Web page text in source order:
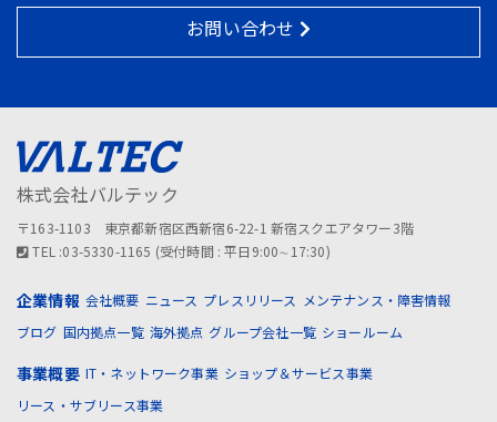
お問い合わせ
株式会社バルテック
〒163-1103 東京都新宿区西新宿6-22-1 新宿スクエアタワー3階
TEL :03-5330-1165 (受付時間 : 平日9:00∼17:30)
企業情報 会社概要 ニュース プレスリリース
メンテナンス・障害情報
ブログ 国内拠点一覧 海外拠点 グループ会社一覧 ショールーム
事業概要 IT・ネットワーク事業 ショップ＆サービス事業
リース・サブリース事業